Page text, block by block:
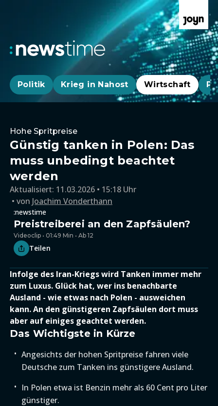
Politik Krieg in Nahost Wirtschaft
Hohe Spritpreise
Günstig tanken in Polen: Das
muss unbedingt beachtet
werden
Aktualisiert: 11.03.2026 • 15:18 Uhr
von Joachim Vonderthann
:newstime
Preistreiberei an den Zapfsäulen?
Videoclip • 01:49 Min • Ab 12
Teilen
Infolge des Iran-Kriegs wird Tanken immer mehr
zum Luxus. Glück hat, wer ins benachbarte
Ausland - wie etwas nach Polen - ausweichen
kann. An den günstigeren Zapfsäulen dort muss
aber auf einiges geachtet werden.
Das Wichtigste in Kürze
Angesichts der hohen Spritpreise fahren viele
Deutsche zum Tanken ins günstigere Ausland.
In Polen etwa ist Benzin mehr als 60 Cent pro Liter
günstiger.